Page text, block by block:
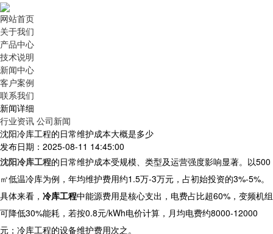
网站首页
关于我们
产品中心
技术说明
新闻中心
客户案例
联系我们
新闻详细
行业资讯 公司新闻
沈阳冷库工程的日常维护成本大概是多少
发布日期：2025-08-11 14:45:00
沈阳冷库工程的日常维护成本受规模、类型及运营强度影响显著。以500
㎡低温冷库为例，年均维护费用约1.5万-3万元，占初始投资的3%-5%。
具体来看， 冷库工程中能源费用是核心支出，电费占比超60%，变频机组
可降低30%能耗，若按0.8元/kWh电价计算，月均电费约8000-12000
元；冷库工程的设备维护费用次之。